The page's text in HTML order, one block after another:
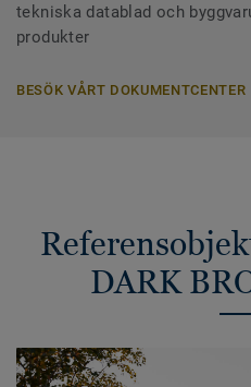
tekniska datablad och
produkter
BESÖK VÅRT DOKUMENTCENTER
DARK